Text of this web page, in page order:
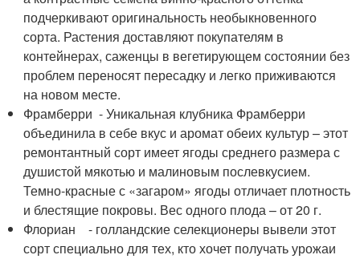
подчеркивают оригинальность необыкновенного
сорта. Растения доставляют покупателям в
контейнерах, саженцы в вегетирующем состоянии без
проблем переносят пересадку и легко приживаются
на новом месте.
Фрамберри - Уникальная клубника Фрамберри
объединила в себе вкус и аромат обеих культур – этот
ремонтантный сорт имеет ягоды среднего размера с
душистой мякотью и малиновым послевкусием.
Темно-красные с «загаром» ягоды отличает плотность
и блестящие покровы. Вес одного плода – от 20 г.
Флориан - голландские селекционеры вывели этот
сорт специально для тех, кто хочет получать урожаи